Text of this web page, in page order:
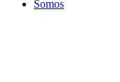
Somos